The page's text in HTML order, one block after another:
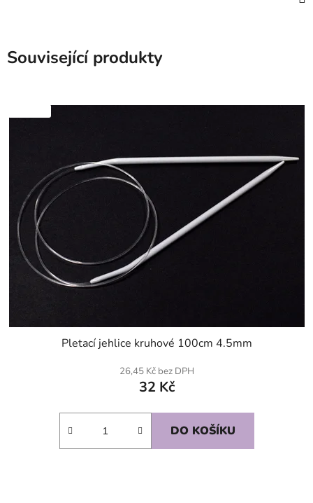
Související produkty
Pletací jehlice kruhové 100cm 4.5mm
26,45 Kč bez DPH
32 Kč
DO KOŠÍKU